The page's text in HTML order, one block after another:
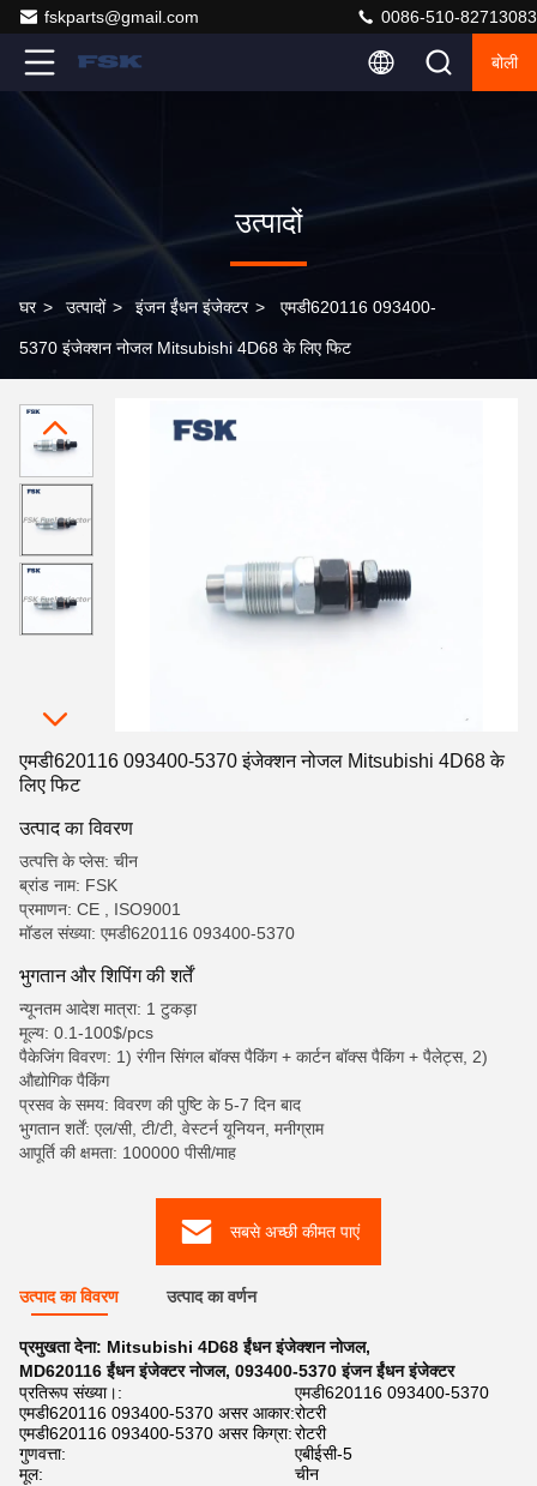
fskparts@gmail.com 0086-510-82713083
बोली
उत्पादों
घर > उत्पादों > इंजन ईंधन इंजेक्टर > एमडी620116 093400-
5370 इंजेक्शन नोजल Mitsubishi 4D68 के लिए फिट
एमडी620116 093400-5370 इंजेक्शन नोजल Mitsubishi 4D68 के
लिए फिट
उत्पाद का विवरण
उत्पत्ति के प्लेस: चीन
ब्रांड नाम: FSK
प्रमाणन: CE , ISO9001
मॉडल संख्या: एमडी620116 093400-5370
भुगतान और शिपिंग की शर्तें
न्यूनतम आदेश मात्रा: 1 टुकड़ा
मूल्य: 0.1-100$/pcs
पैकेजिंग विवरण: 1) रंगीन सिंगल बॉक्स पैकिंग + कार्टन बॉक्स पैकिंग + पैलेट्स, 2)
औद्योगिक पैकिंग
प्रसव के समय: विवरण की पुष्टि के 5-7 दिन बाद
भुगतान शर्तें: एल/सी, टी/टी, वेस्टर्न यूनियन, मनीग्राम
आपूर्ति की क्षमता: 100000 पीसी/माह
सबसे अच्छी कीमत पाएं
उत्पाद का विवरण उत्पाद का वर्णन
प्रमुखता देना: Mitsubishi 4D68 ईंधन इंजेक्शन नोजल,
MD620116 ईंधन इंजेक्टर नोजल, 093400-5370 इंजन ईंधन इंजेक्टर
प्रतिरूप संख्या।:
एमडी620116 093400-5370
एमडी620116 093400-5370 असर आकार:रोटरी
एमडी620116 093400-5370 असर किग्रा:रोटरी
गुणवत्ता:
एबीईसी-5
मूल:
चीन